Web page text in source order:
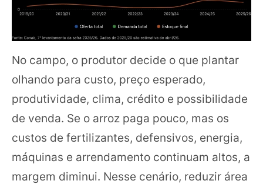
No campo, o produtor decide o que plantar
olhando para custo, preço esperado,
produtividade, clima, crédito e possibilidade
de venda. Se o arroz paga pouco, mas os
custos de fertilizantes, defensivos, energia,
máquinas e arrendamento continuam altos, a
margem diminui. Nesse cenário, reduzir área